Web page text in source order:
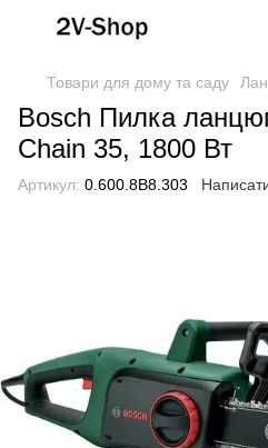
Товари для дому та саду
Bosch Пилка
Chain 35, 1800 Вт
Артикул: 0.600.8B8.303